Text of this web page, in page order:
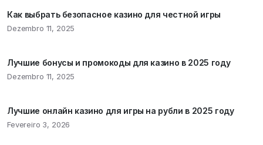
Как выбрать безопасное казино для честной игры
Dezembro 11, 2025
Лучшие бонусы и промокоды для казино в 2025 году
Dezembro 11, 2025
Лучшие онлайн казино для игры на рубли в 2025 году
Fevereiro 3, 2026